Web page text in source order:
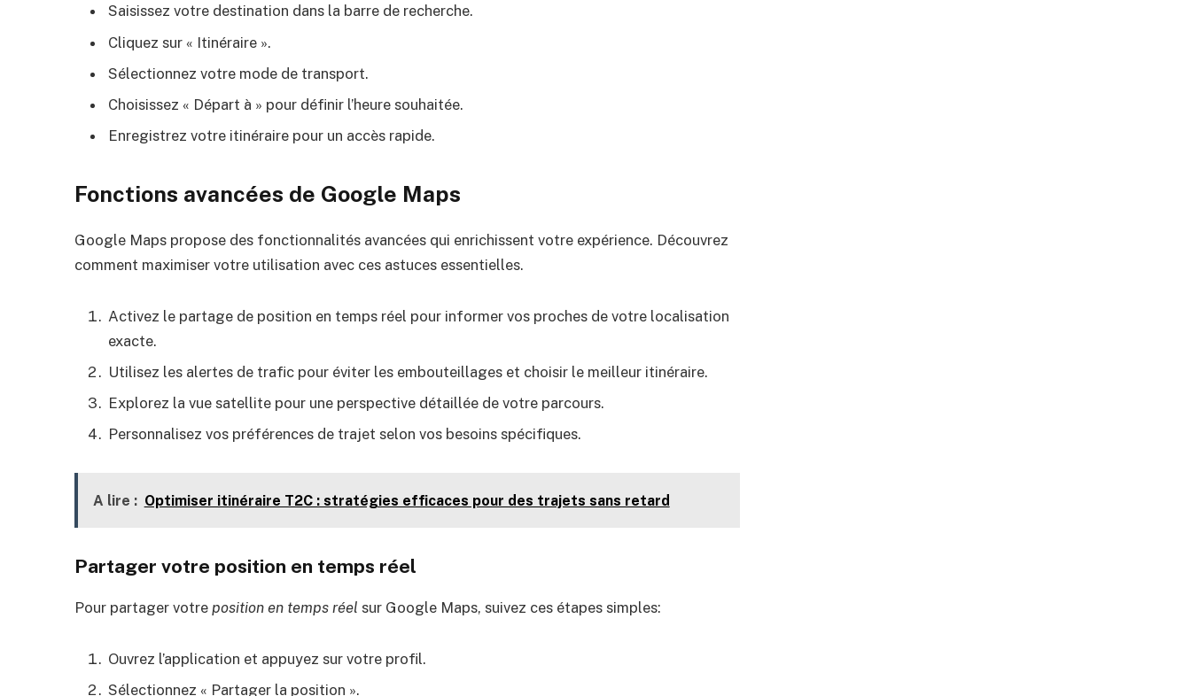
Saisissez votre destination dans la barre de recherche.
Cliquez sur « Itinéraire ».
Sélectionnez votre mode de transport.
Choisissez « Départ à » pour définir l’heure souhaitée.
Enregistrez votre itinéraire pour un accès rapide.
Fonctions avancées de Google Maps
Google Maps propose des fonctionnalités avancées qui enrichissent votre expérience. Découvrez
comment maximiser votre utilisation avec ces astuces essentielles.
Activez le partage de position en temps réel pour informer vos proches de votre localisation
exacte.
Utilisez les alertes de trafic pour éviter les embouteillages et choisir le meilleur itinéraire.
Explorez la vue satellite pour une perspective détaillée de votre parcours.
Personnalisez vos préférences de trajet selon vos besoins spécifiques.
A lire : Optimiser itinéraire T2C : stratégies efficaces pour des trajets sans retard
Partager votre position en temps réel
Pour partager votreposition en temps réel sur Google Maps, suivez ces étapes simples:
Ouvrez l’application et appuyez sur votre profil.
Sélectionnez « Partager la position ».